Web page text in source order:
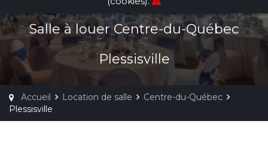
PLESSISVILLE
Salle à louer Centre-du-Québec
Plessisville
Accueil Location de salle
Centre-du-Québec
Plessisville